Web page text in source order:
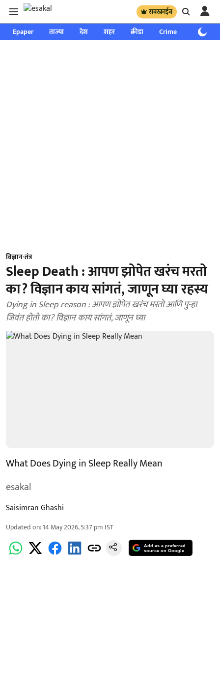
सबस्क्राईब
Epaper ताज्या देश शहर क्रीडा Crime साप्ताहिक
विज्ञान-तंत्र
Sleep Death : आपण झोपेत खरंच मरतो
का? विज्ञान काय सांगतं, जाणून घ्या रहस्य
Dying in Sleep reason : आपण झोपेत खरंच मरतो आणि पुन्हा
जिवंत होतो का? विज्ञान काय सांगतं, जाणून घ्या
What Does Dying in Sleep Really Mean
esakal
Saisimran Ghashi
Updated on:14 May 2026, 5:37 pm IST
Add as a preferred
source on Google